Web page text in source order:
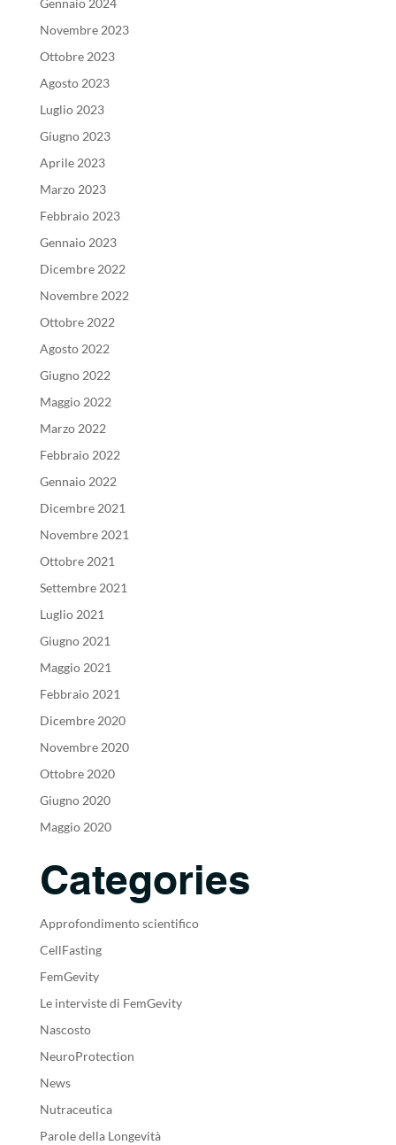
Gennaio 2024
Novembre 2023
Ottobre 2023
Agosto 2023
Luglio 2023
Giugno 2023
Aprile 2023
Marzo 2023
Febbraio 2023
Gennaio 2023
Dicembre 2022
Novembre 2022
Ottobre 2022
Agosto 2022
Giugno 2022
Maggio 2022
Marzo 2022
Febbraio 2022
Gennaio 2022
Dicembre 2021
Novembre 2021
Ottobre 2021
Settembre 2021
Luglio 2021
Giugno 2021
Maggio 2021
Febbraio 2021
Dicembre 2020
Novembre 2020
Ottobre 2020
Giugno 2020
Maggio 2020
Categories
Approfondimento scientifico
CellFasting
FemGevity
Le interviste di FemGevity
Nascosto
NeuroProtection
News
Nutraceutica
Parole della Longevità